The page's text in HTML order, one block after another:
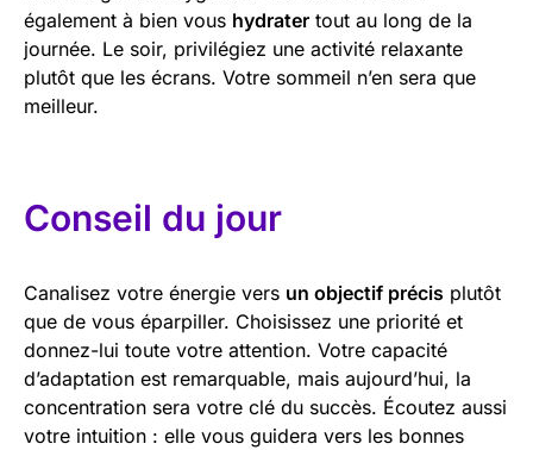
également à bien vous hydrater tout au long de la
journée. Le soir, privilégiez une activité relaxante
plutôt que les écrans. Votre sommeil n’en sera que
meilleur.
Conseil du jour
Canalisez votre énergie vers un objectif précis plutôt
que de vous éparpiller. Choisissez une priorité et
donnez-lui toute votre attention. Votre capacité
d’adaptation est remarquable, mais aujourd’hui, la
concentration sera votre clé du succès. Écoutez aussi
votre intuition : elle vous guidera vers les bonnes